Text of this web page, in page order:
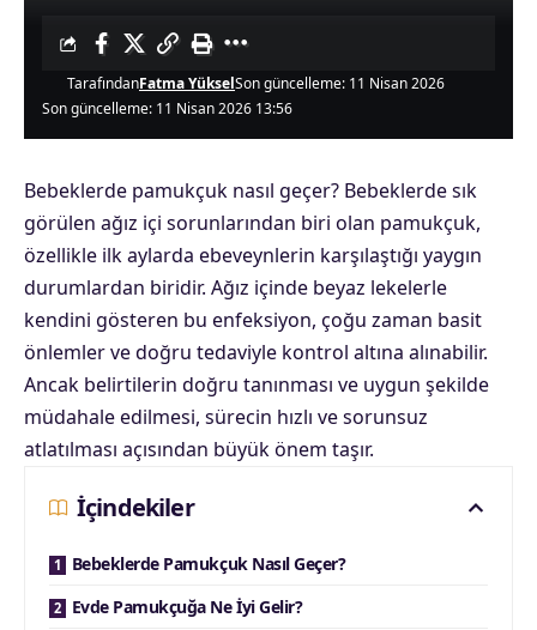
Son güncelleme: 11 Nisan 2026 13:56
TarafındanFatma YükselSon güncelleme: 11 Nisan 2026
Bebeklerde pamukçuk nasıl geçer? Bebeklerde sık
görülen ağız içi sorunlarından biri olan pamukçuk,
özellikle ilk aylarda ebeveynlerin karşılaştığı yaygın
durumlardan biridir. Ağız içinde beyaz lekelerle
kendini gösteren bu enfeksiyon, çoğu zaman basit
önlemler ve doğru tedaviyle kontrol altına alınabilir.
Ancak belirtilerin doğru tanınması ve uygun şekilde
müdahale edilmesi, sürecin hızlı ve sorunsuz
atlatılması açısından büyük önem taşır.
İçindekiler
Bebeklerde Pamukçuk Nasıl Geçer?
Evde Pamukçuğa Ne İyi Gelir?